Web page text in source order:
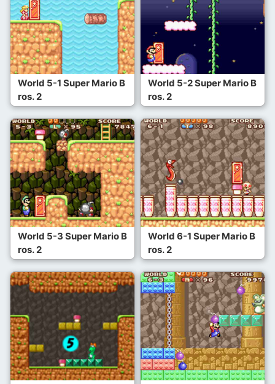
World 5-1 Super Mario B
ros. 2
World 5-2 Super Mario B
ros. 2
World 5-3 Super Mario B
ros. 2
World 6-1 Super Mario B
ros. 2